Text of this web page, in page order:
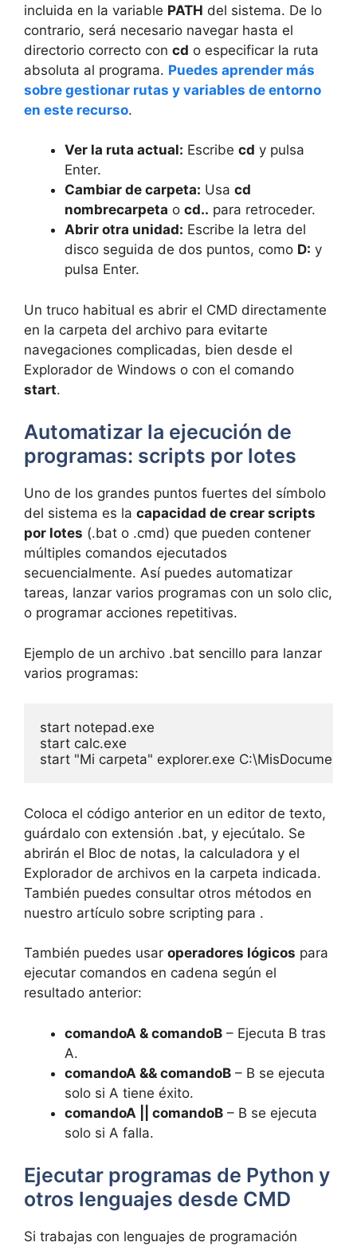
incluida en la variable PATH del sistema. De lo
contrario, será necesario navegar hasta el
directorio correcto con cd o especificar la ruta
absoluta al programa. Puedes aprender más
sobre gestionar rutas y variables de entorno
en este recurso.
Ver la ruta actual: Escribe cd y pulsa
Enter.
Cambiar de carpeta: Usa cd
nombrecarpeta o cd.. para retroceder.
Abrir otra unidad: Escribe la letra del
disco seguida de dos puntos, como D: y
pulsa Enter.
Un truco habitual es abrir el CMD directamente
en la carpeta del archivo para evitarte
navegaciones complicadas, bien desde el
Explorador de Windows o con el comando
start.
Automatizar la ejecución de
programas: scripts por lotes
Uno de los grandes puntos fuertes del símbolo
del sistema es la capacidad de crear scripts
por lotes (.bat o .cmd) que pueden contener
múltiples comandos ejecutados
secuencialmente. Así puedes automatizar
tareas, lanzar varios programas con un solo clic,
o programar acciones repetitivas.
Ejemplo de un archivo .bat sencillo para lanzar
varios programas:
start notepad.exe
start calc.exe
start "Mi carpeta" explorer.exe
Coloca el código anterior en un editor de texto,
guárdalo con extensión .bat, y ejecútalo. Se
abrirán el Bloc de notas, la calculadora y el
Explorador de archivos en la carpeta indicada.
También puedes consultar otros métodos en
nuestro artículo sobre scripting para .
También puedes usar operadores lógicos para
ejecutar comandos en cadena según el
resultado anterior:
comandoA & comandoB – Ejecuta B tras
A.
comandoA && comandoB – B se ejecuta
solo si A tiene éxito.
comandoA || comandoB – B se ejecuta
solo si A falla.
Ejecutar programas de Python y
otros lenguajes desde CMD
Si trabajas con lenguajes de programación